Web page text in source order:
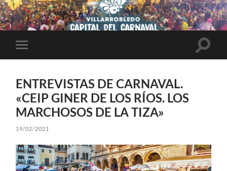
el
móvil
ENTREVISTAS DE CARNAVAL.
«CEIP GINER DE LOS RÍOS. LOS
MARCHOSOS DE LA TIZA»
19/02/2021